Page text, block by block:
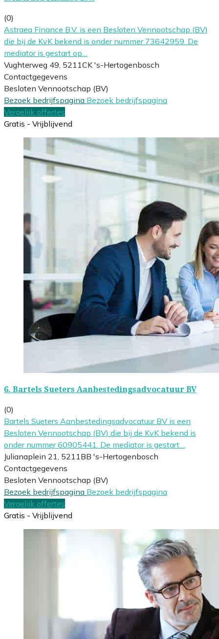
(0)
Astraea Finance B.V. is een Besloten Vennootschap (BV)
die bij de KvK bekend is onder nummer 73642959. De
mediator is gestart op…
Vughterweg 49, 5211CK 's-Hertogenbosch
Contactgegevens
Besloten Vennootschap (BV)
Bezoek bedrijfspagina Bezoek bedrijfspagina
Vergelijk offertes
Gratis - Vrijblijvend
6. Bartels Sueters Aanbestedingsadvocatuur BV
(0)
Bartels Sueters Aanbestedingsadvocatuur BV is een
Besloten Vennootschap (BV) die bij de KvK bekend is
onder nummer 60905441. De mediator is gestart…
Julianaplein 21, 5211BB 's-Hertogenbosch
Contactgegevens
Besloten Vennootschap (BV)
Bezoek bedrijfspagina Bezoek bedrijfspagina
Vergelijk offertes
Gratis - Vrijblijvend